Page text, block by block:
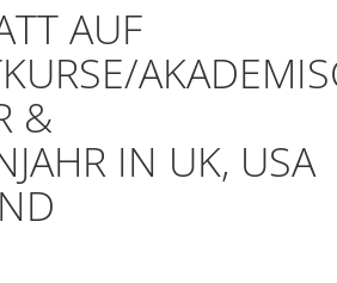
AUF
&
IN UK, USA